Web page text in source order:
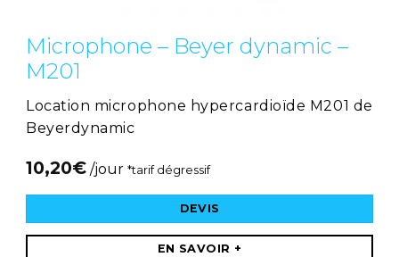
Microphone – Beyer dynamic –
M201
Location microphone hypercardioïde M201 de
Beyerdynamic
10,20€ /jour *tarif dégressif
DEVIS
EN SAVOIR +